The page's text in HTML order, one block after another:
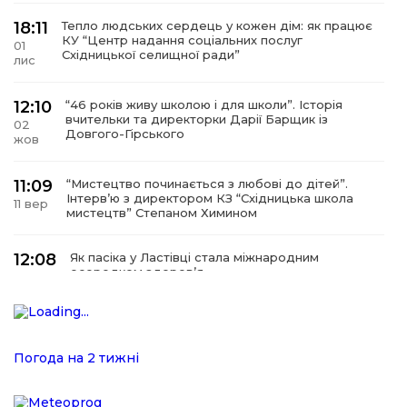
18:11
01
лис
Тепло людських сердець у кожен дім: як працює
КУ “Центр надання соціальних послуг
Східницької селищної ради”
12:10
02
жов
“46 років живу школою і для школи”. Історія
вчительки та директорки Дарії Барщик із
Довгого-Гірського
11:09
11 вер
“Мистецтво починається з любові до дітей”.
Інтерв’ю з директором КЗ “Східницька школа
мистецтв” Степаном Химином
12:08
Як пасіка у Ластівці стала міжнародним
осередком здоров’я
15 лип
“Респект — Гаївка”
Віра, що не згасає. Історія сили духу,
Погода на 2 тижні